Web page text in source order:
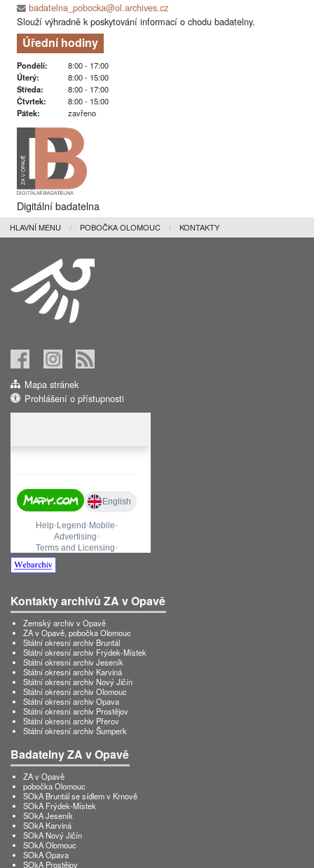
badatelna_pobocka@ol.archives.cz
Slouží výhradně k poskytování informací o chodu badatelny.
Úřední hodiny
Pondělí:
Úterý:
Středa:
Čtvrtek:
Pátek:
8:00 - 17:00
8:00 - 15:00
8:00 - 17:00
8:00 - 15:00
zavřeno
Digitální badatelna
HLAVNÍ MENU POBOČKA OLOMOUC KONTAKTY
Mapa stránek
Prohlášení o přístupnosti
Kontakty archivů ZA v Opavě
Zemský archiv v Opavě
ZA v Opavě, pobočka Olomouc
Státní okresní archiv Bruntál
Státní okresní archiv Frýdek-Místek
Státní okresní archiv Jeseník
Státní okresní archiv Karviná
Státní okresní archiv Nový Jičín
Státní okresní archiv Olomouc
Státní okresní archiv Opava
Státní okresní archiv Prostějov
Státní okresní archiv Přerov
Státní okresní archiv Šumperk
Badatelny ZA v Opavě
ZA v Opavě
pobočka Olomouc
SOkA Bruntál se sídlem v Krnově
SOkA Frýdek-Místek
SOkA Jeseník
SOkA Karviná
SOkA Nový Jičín
SOkA Olomouc
SOkA Opava
SOkA Prostějov